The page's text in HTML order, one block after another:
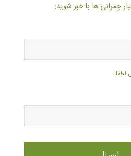
چمرانی ها با خبر شوید: